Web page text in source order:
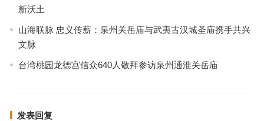
新沃土
山海联脉 忠义传薪：泉州关岳庙与武夷古汉城圣庙携手共兴
文脉
台湾桃园龙德宫信众640人敬拜参访泉州通淮关岳庙
发表回复